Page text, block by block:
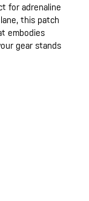
for adrenaline
this patch
embodies
gear stands